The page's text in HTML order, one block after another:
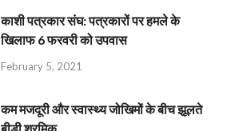
काशी पत्रकार संघ: पत्रकारों पर हमले के
खिलाफ 6 फरवरी को उपवास
February 5, 2021
कम मजदूरी और स्वास्थ्य जोखिमों के बीच झूलते
बीड़ी श्रमिक